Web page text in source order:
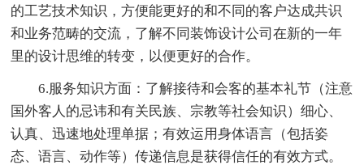
的工艺技术知识，方便能更好的和不同的客户达成共识
和业务范畴的交流，了解不同装饰设计公司在新的一年
里的设计思维的转变，以便更好的合作。
6.服务知识方面：了解接待和会客的基本礼节（注意
国外客人的忌讳和有关民族、宗教等社会知识）细心、
认真、迅速地处理单据；有效运用身体语言（包括姿
态、语言、动作等）传递信息是获得信任的有效方式。